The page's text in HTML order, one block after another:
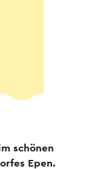
schönen
Epen.